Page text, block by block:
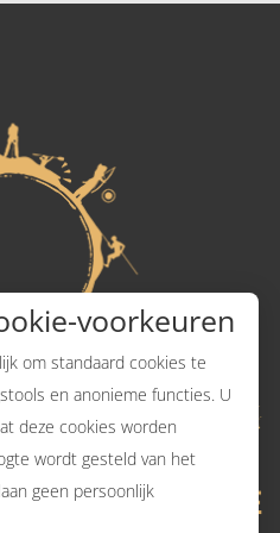
voorkeuren
om standaard cookies te
en anonieme functies. U
deze cookies worden
wordt gesteld van het
geen persoonlijk